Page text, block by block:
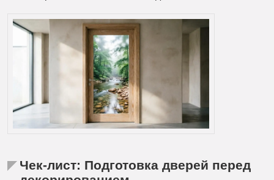
Чек-лист: Подготовка дверей перед